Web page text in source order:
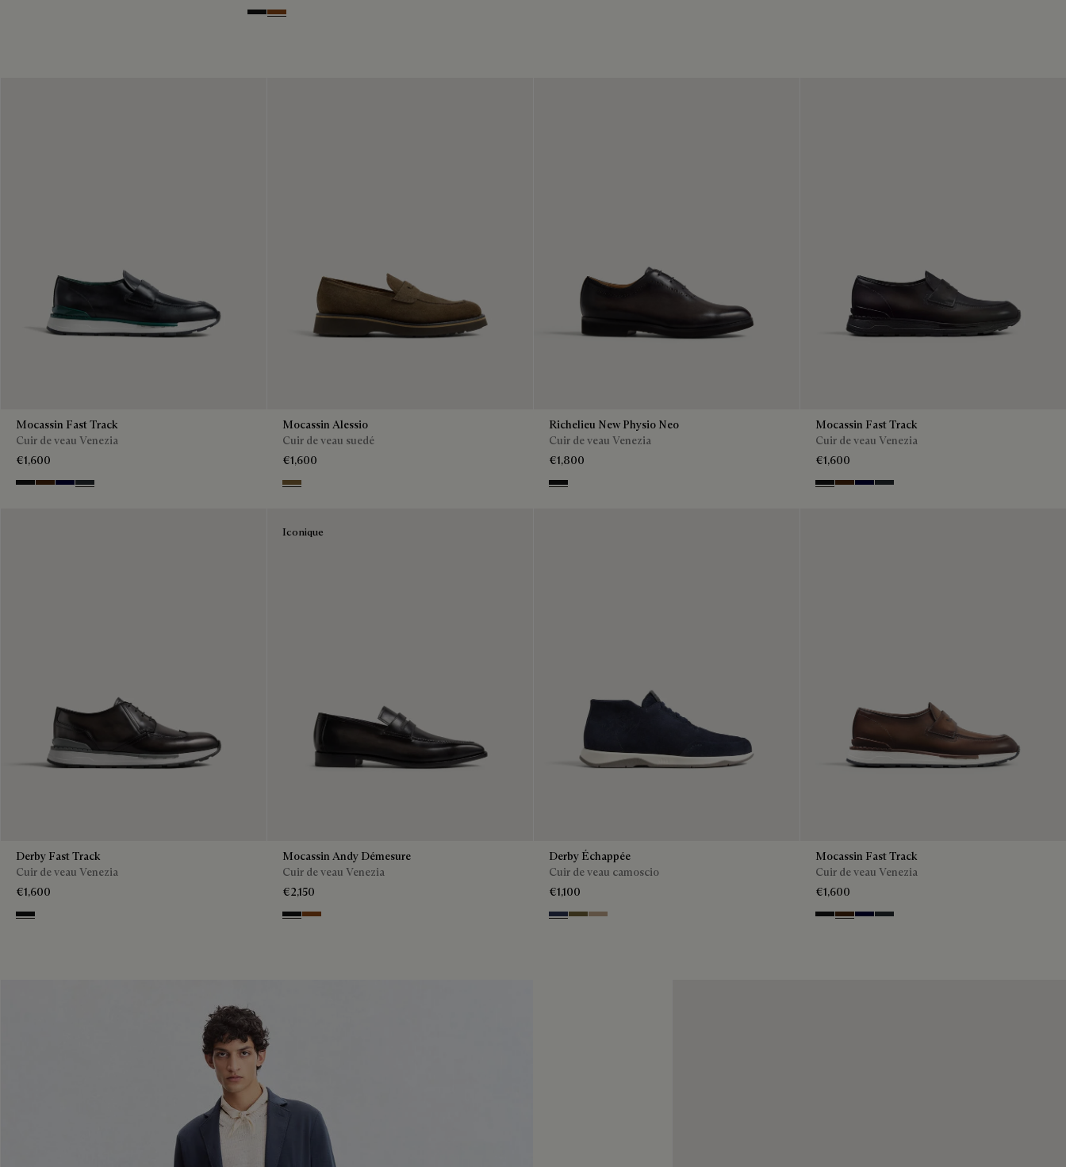
NERO GRIGIO
Cacao Intenso
Mocassin Fast Track
Cuir de veau Venezia
€1,600
Nero Grigio
Marrone Intenso
Nero BluNero Fume
Mocassin Alessio
Cuir de veau suedé
€1,600
Kaki
Richelieu New Physio Neo
Cuir de veau Venezia
€1,800
NERO GRIGIO
Mocassin Fast Track
Cuir de veau Venezia
€1,600
Nero Grigio
Marrone Intenso
Nero BluNero Fume
Derby Fast Track
Cuir de veau Venezia
€1,600
NERO GRIGIO
Iconique
Mocassin Andy Démesure
Cuir de veau Venezia
€2,150
NERO GRIGIO
Cacao Intenso
Derby Échappée
Cuir de veau camoscio
€1,100
Blu Pine Green
Beige
Mocassin Fast Track
Cuir de veau Venezia
€1,600
Nero Grigio
Marrone Intenso
Nero BluNero Fume